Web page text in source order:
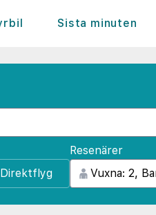
Sista minuten
Direktflyg
Resenärer